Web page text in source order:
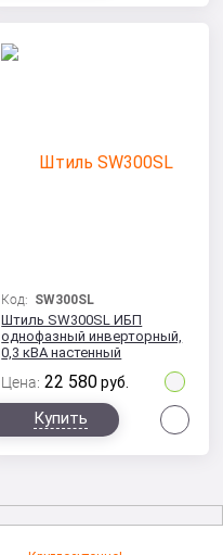
Код: SW300SL
Штиль SW300SL ИБП
однофазный инверторный,
0,3 кВА настенный
Цена: 22 580 руб.
Купить